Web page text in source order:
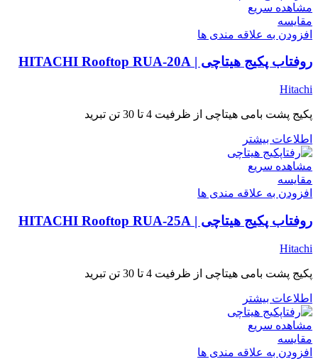
مشاهده سریع
مقایسه
افزودن به علاقه مندی ها
روفتاب پکیج هیتاچی | HITACHI Rooftop RUA-20A
Hitachi
پکیج پشت بامی هیتاچی از ظرفیت 4 تا 30 تن تبرید
اطلاعات بیشتر
مشاهده سریع
مقایسه
افزودن به علاقه مندی ها
روفتاب پکیج هیتاچی | HITACHI Rooftop RUA-25A
Hitachi
پکیج پشت بامی هیتاچی از ظرفیت 4 تا 30 تن تبرید
اطلاعات بیشتر
مشاهده سریع
مقایسه
افزودن به علاقه مندی ها